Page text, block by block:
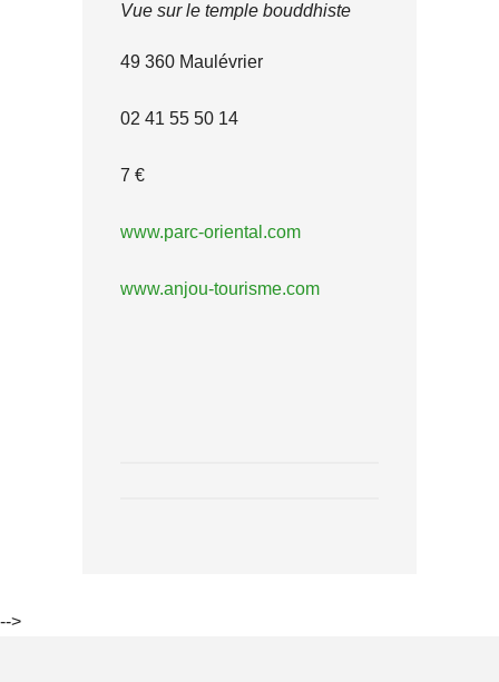
Vue sur le temple bouddhiste
49 360 Maulévrier
02 41 55 50 14
7 €
www.parc-oriental.com
www.anjou-tourisme.com
-->